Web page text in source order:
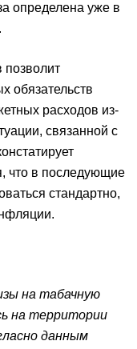
определена уже в
обязательств
расходов из-
связанной с
что в последующие
стандартно,
на табачную
на территории
данным